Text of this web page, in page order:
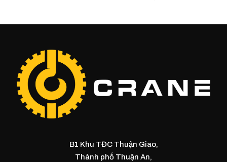
B1 Khu TĐC Thuận Giao,
Thành phố Thuận An,